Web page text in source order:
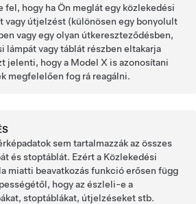
fel, hogy ha Ön meglát egy közlekedési
vagy útjelzést (különösen egy bonyolult
vagy egy olyan útkereszteződésben,
lámpát vagy táblát részben eltakarja
jelenti, hogy a Model X is azonosítani
megfelelően fog rá reagálni.
sem tartalmazzák az összes
és stoptáblát. Ezért a Közlekedési
miatti beavatkozás funkció erősen függ
hogy az észleli-e a
stoptáblákat, útjelzéseket stb.